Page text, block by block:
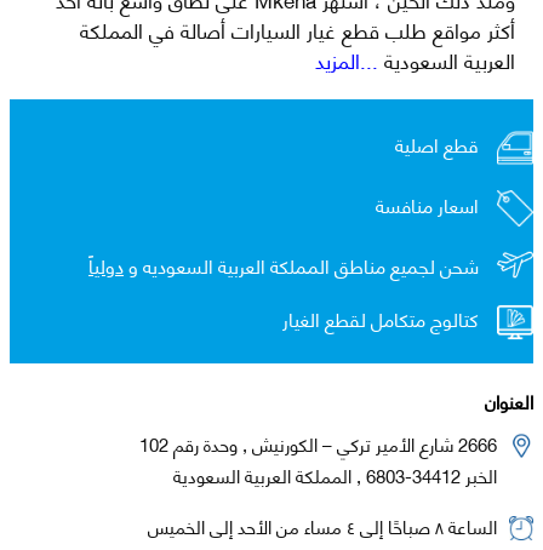
أكثر مواقع طلب قطع غيار السيارات أصالة في المملكة
العربية السعودية...المزيد
قطع اصلية
اسعار منافسة
شحن لجميع مناطق المملكة العربية السعوديه ودولياً
كتالوج متكامل لقطع الغيار
العنوان
2666 شارع الأمير تركي – الكورنيش , وحدة رقم 102
الخبر 34412-6803 , المملكة العربية السعودية
الساعة ٨ صباحًا إلى ٤ مساء من الأحد إلى الخميس